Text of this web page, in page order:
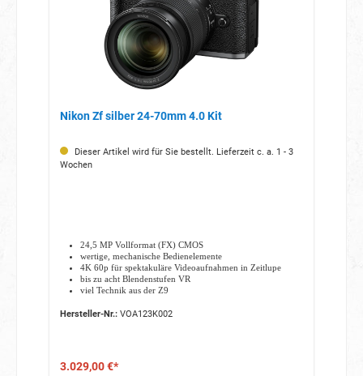
Nikon Zf silber 24-70mm 4.0 Kit
Dieser Artikel wird für Sie bestellt. Lieferzeit c. a. 1 - 3
Wochen
24,5 MP Vollformat (FX) CMOS
wertige, mechanische Bedienelemente
4K 60p für spektakuläre Videoaufnahmen in Zeitlupe
bis zu acht Blendenstufen VR
viel Technik aus der Z9
Hersteller-Nr.:VOA123K002
3.029,00 €*